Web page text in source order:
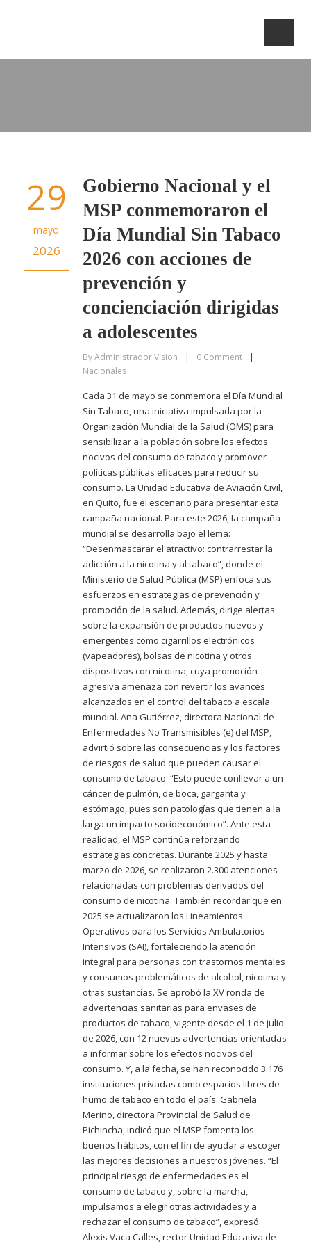
29
mayo
2026
Gobierno Nacional y el
MSP conmemoraron el
Día Mundial Sin Tabaco
2026 con acciones de
prevención y
concienciación dirigidas
a adolescentes
ByAdministrador Vision | 0 Comment
|
Nacionales
Cada 31 de mayo se conmemora el Día Mundial
Sin Tabaco, una iniciativa impulsada por la
Organización Mundial de la Salud (OMS) para
sensibilizar a la población sobre los efectos
nocivos del consumo de tabaco y promover
políticas públicas eficaces para reducir su
consumo. La Unidad Educativa de Aviación Civil,
en Quito, fue el escenario para presentar esta
campaña nacional. Para este 2026, la campaña
mundial se desarrolla bajo el lema:
“Desenmascarar el atractivo: contrarrestar la
adicción a la nicotina y al tabaco”, donde el
Ministerio de Salud Pública (MSP) enfoca sus
esfuerzos en estrategias de prevención y
promoción de la salud. Además, dirige alertas
sobre la expansión de productos nuevos y
emergentes como cigarrillos electrónicos
(vapeadores), bolsas de nicotina y otros
dispositivos con nicotina, cuya promoción
agresiva amenaza con revertir los avances
alcanzados en el control del tabaco a escala
mundial. Ana Gutiérrez, directora Nacional de
Enfermedades No Transmisibles (e) del MSP,
advirtió sobre las consecuencias y los factores
de riesgos de salud que pueden causar el
consumo de tabaco. “Esto puede conllevar a un
cáncer de pulmón, de boca, garganta y
estómago, pues son patologías que tienen a la
larga un impacto socioeconómico”. Ante esta
realidad, el MSP continúa reforzando
estrategias concretas. Durante 2025 y hasta
marzo de 2026, se realizaron 2.300 atenciones
relacionadas con problemas derivados del
consumo de nicotina. También recordar que en
2025 se actualizaron los Lineamientos
Operativos para los Servicios Ambulatorios
Intensivos (SAI), fortaleciendo la atención
integral para personas con trastornos mentales
y consumos problemáticos de alcohol, nicotina y
otras sustancias. Se aprobó la XV ronda de
advertencias sanitarias para envases de
productos de tabaco, vigente desde el 1 de julio
de 2026, con 12 nuevas advertencias orientadas
a informar sobre los efectos nocivos del
consumo. Y, a la fecha, se han reconocido 3.176
instituciones privadas como espacios libres de
humo de tabaco en todo el país. Gabriela
Merino, directora Provincial de Salud de
Pichincha, indicó que el MSP fomenta los
buenos hábitos, con el fin de ayudar a escoger
las mejores decisiones a nuestros jóvenes. “El
principal riesgo de enfermedades es el
consumo de tabaco y, sobre la marcha,
impulsamos a elegir otras actividades y a
rechazar el consumo de tabaco”, expresó.
Alexis Vaca Calles, rector Unidad Educativa de